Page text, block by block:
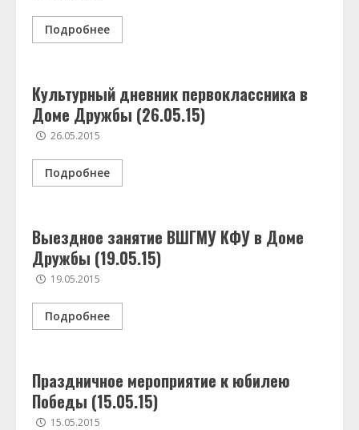
Подробнее
Культурный дневник первоклассника в
Доме Дружбы (26.05.15)
26.05.2015
Подробнее
Выездное занятие ВШГМУ КФУ в Доме
Дружбы (19.05.15)
19.05.2015
Подробнее
Праздничное мероприятие к юбилею
Победы (15.05.15)
15.05.2015